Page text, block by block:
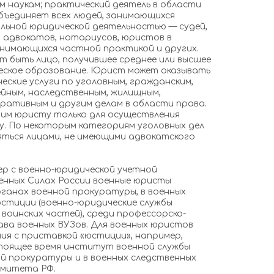
наукам; практический деятель в области
всех людей, занимающихся
юридической деятельностью — судей,
адвокатов, нотариусов, юристов в
частной практикой и других.
лицо, получившее среднее или высшее
образование. Юрист может оказывать
услуги по уголовным, гражданским,
наследственным, жилищным,
и другим делам в области права.
юристу только для осуществления
По некоторым категориям уголовных дел
лицами, не имеющими адвокатского
военно-юридической учетной
Силах России военные юристы
военной прокуратуры, в военных
(военно-юридические службы
частей), среди профессорско-
военных ВУЗов. Для военных юристов
с приставкой «юстиции», например,
время институт военной службы
прокуратуры и в военных следственных
РФ.